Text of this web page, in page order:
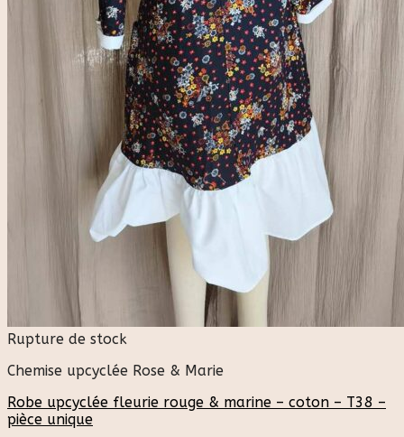
Rupture de stock
Chemise upcyclée Rose & Marie
Robe upcyclée fleurie rouge & marine – coton – T38 –
pièce unique